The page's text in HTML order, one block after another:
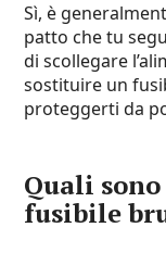
Sì, è
patto che tu
di scollegare
sostituire un
proteggerti da
Quali
fusibile